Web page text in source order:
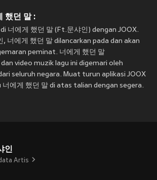
했던 말 :
너에게 했던 말 (Ft.문샤인) dengan JOOX.
, 너에게 했던 말 dilancarkan pada dan akan
peminat. 너에게 했던 말
video muzik lagu ini digemari oleh
seluruh negara. Muat turun aplikasi JOOX
너에게 했던 말 di atas talian dengan segera.
인
Artis